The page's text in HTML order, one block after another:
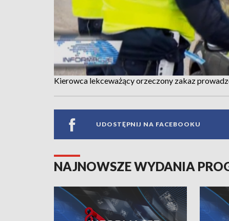
Kierowca lekceważący orzeczony zakaz
UDOSTĘPNIJ NA FACEBOOKU
NAJNOWSZE WYDANIA